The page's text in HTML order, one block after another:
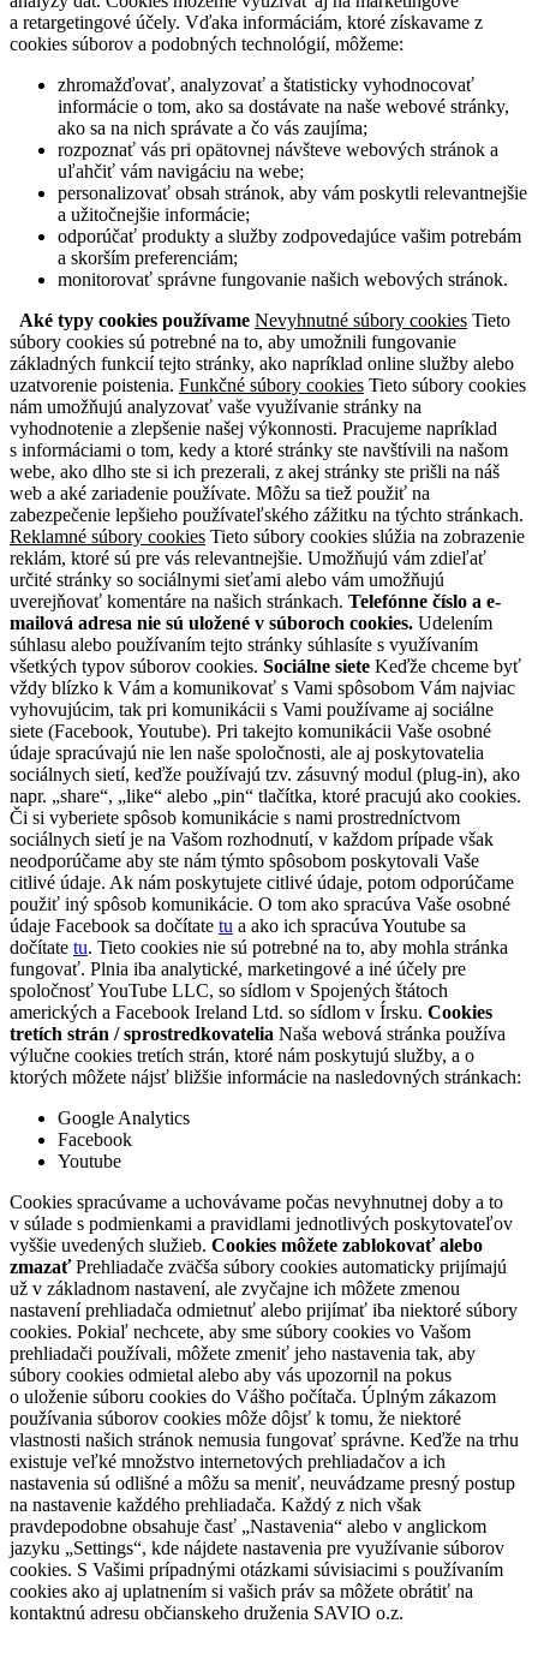
a retargetingové účely. Vďaka informáciám, ktoré získavame z
cookies súborov a podobných technológií, môžeme:
zhromažďovať, analyzovať a štatisticky vyhodnocovať
informácie o tom, ako sa dostávate na naše webové stránky,
ako sa na nich správate a čo vás zaujíma;
rozpoznať vás pri opätovnej návšteve webových stránok a
uľahčiť vám navigáciu na webe;
personalizovať obsah stránok, aby vám poskytli relevantnejšie
a užitočnejšie informácie;
odporúčať produkty a služby zodpovedajúce vašim potrebám
a skorším preferenciám;
monitorovať správne fungovanie našich webových stránok.
Aké typy cookies používame Nevyhnutné súbory cookies Tieto
súbory cookies sú potrebné na to, aby umožnili fungovanie
základných funkcií tejto stránky, ako napríklad online služby alebo
uzatvorenie poistenia. Funkčné súbory cookies Tieto súbory cookies
nám umožňujú analyzovať vaše využívanie stránky na
vyhodnotenie a zlepšenie našej výkonnosti. Pracujeme napríklad
s informáciami o tom, kedy a ktoré stránky ste navštívili na našom
webe, ako dlho ste si ich prezerali, z akej stránky ste prišli na náš
web a aké zariadenie používate. Môžu sa tiež použiť na
zabezpečenie lepšieho používateľského zážitku na týchto stránkach.
Reklamné súbory cookies Tieto súbory cookies slúžia na zobrazenie
reklám, ktoré sú pre vás relevantnejšie. Umožňujú vám zdieľať
určité stránky so sociálnymi sieťami alebo vám umožňujú
uverejňovať komentáre na našich stránkach. Telefónne číslo a e-
mailová adresa nie sú uložené v súboroch cookies. Udelením
súhlasu alebo používaním tejto stránky súhlasíte s využívaním
všetkých typov súborov cookies. Sociálne siete Keďže chceme byť
vždy blízko k Vám a komunikovať s Vami spôsobom Vám najviac
vyhovujúcim, tak pri komunikácii s Vami používame aj sociálne
siete (Facebook, Youtube). Pri takejto komunikácii Vaše osobné
údaje spracúvajú nie len naše spoločnosti, ale aj poskytovatelia
sociálnych sietí, keďže používajú tzv. zásuvný modul (plug-in), ako
napr. „share“, „like“ alebo „pin“ tlačítka, ktoré pracujú ako cookies.
Či si vyberiete spôsob komunikácie s nami prostredníctvom
sociálnych sietí je na Vašom rozhodnutí, v každom prípade však
neodporúčame aby ste nám týmto spôsobom poskytovali Vaše
citlivé údaje. Ak nám poskytujete citlivé údaje, potom odporúčame
použiť iný spôsob komunikácie. O tom ako spracúva Vaše osobné
údaje Facebook sa dočítate tu a ako ich spracúva Youtube sa
dočítate tu. Tieto cookies nie sú potrebné na to, aby mohla stránka
fungovať. Plnia iba analytické, marketingové a iné účely pre
spoločnosť YouTube LLC, so sídlom v Spojených štátoch
amerických a Facebook Ireland Ltd. so sídlom v Írsku. Cookies
tretích strán / sprostredkovatelia Naša webová stránka používa
výlučne cookies tretích strán, ktoré nám poskytujú služby, a o
ktorých môžete nájsť bližšie informácie na nasledovných stránkach:
Google Analytics
Facebook
Youtube
Cookies spracúvame a uchovávame počas nevyhnutnej doby a to
v súlade s podmienkami a pravidlami jednotlivých poskytovateľov
vyššie uvedených služieb. Cookies môžete zablokovať alebo
zmazaťPrehliadače zväčša súbory cookies automaticky prijímajú
už v základnom nastavení, ale zvyčajne ich môžete zmenou
nastavení prehliadača odmietnuť alebo prijímať iba niektoré súbory
cookies. Pokiaľ nechcete, aby sme súbory cookies vo Vašom
prehliadači používali, môžete zmeniť jeho nastavenia tak, aby
súbory cookies odmietal alebo aby vás upozornil na pokus
o uloženie súboru cookies do Vášho počítača. Úplným zákazom
používania súborov cookies môže dôjsť k tomu, že niektoré
vlastnosti našich stránok nemusia fungovať správne. Keďže na trhu
existuje veľké množstvo internetových prehliadačov a ich
nastavenia sú odlišné a môžu sa meniť, neuvádzame presný postup
na nastavenie každého prehliadača. Každý z nich však
pravdepodobne obsahuje časť „Nastavenia“ alebo v anglickom
jazyku „Settings“, kde nájdete nastavenia pre využívanie súborov
cookies. S Vašimi prípadnými otázkami súvisiacimi s používaním
cookies ako aj uplatnením si vašich práv sa môžete obrátiť na
kontaktnú adresu občianskeho druženia SAVIO o.z.